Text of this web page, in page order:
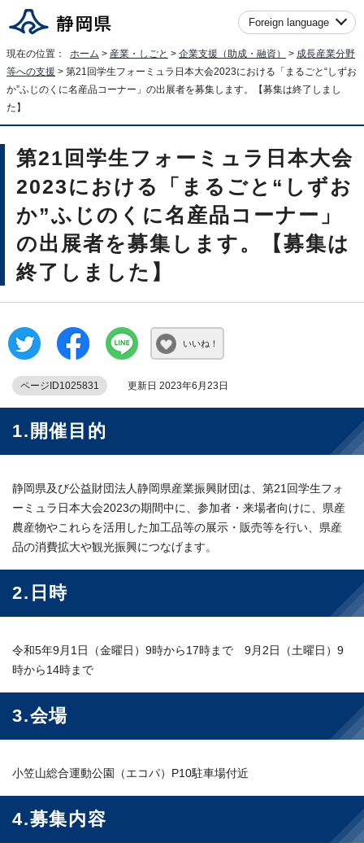
Foreign language
現在の位置： ホーム > 産業・しごと > 企業支援（助成・融資） > 成長産業分野
等への支援 > 第21回学生フォーミュラ日本大会2023における「まるごと“しずお
か”ふじのくに名産品コーナー」の出展者を募集します。【募集は終了しまし
た】
第21回学生フォーミュラ日本大会
2023における「まるごと“しずお
か”ふじのくに名産品コーナー」
の出展者を募集します。【募集は
終了しました】
いいね！
ページID1025831 更新日 2023年6月23日
1.開催目的
静岡県及び公益財団法人静岡県産業振興財団は、第21回学生フォ
ーミュラ日本大会2023の期間中に、参加者・来場者向けに、県産
農産物やこれらを活用した加工品等の展示・販売等を行い、県産
品の消費拡大や観光振興につなげます。
2.日時
令和5年9月1日（金曜日）9時から17時まで 9月2日（土曜日）9
時から14時まで
3.会場
小笠山総合運動公園（エコパ）P10駐車場付近
4.募集内容